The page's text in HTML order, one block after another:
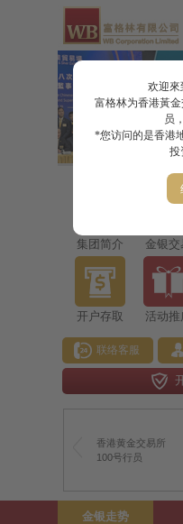
欢迎來
富格林为香港黃
员
*您访问的是香港
投
集团简介 金银交
开户存取 活动推
联络客服
香港黄金交易所
100号行员
金银走势